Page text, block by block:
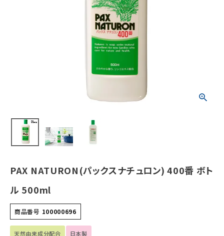
美容・コスメ・香水
フェムケア
PAX NATURON(パックスナチュロン) 400番 ボト
ル 500ml
商品番号 100000696
天然由来成分配合 日本製